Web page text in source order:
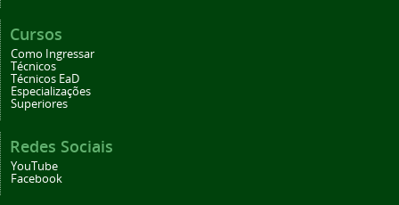
Cursos
Como Ingressar
Técnicos
Técnicos EaD
Especializações
Superiores
Redes Sociais
YouTube
Facebook